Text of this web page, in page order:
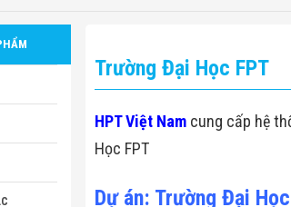
Trường Đại Học FPT
HPT Việt Nam cung cấp hệ
Học FPT
Dự án: Trường Đại